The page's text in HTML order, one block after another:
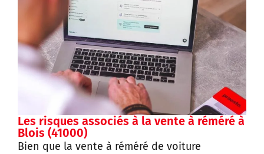
Les risques associés à la vente à réméré à
Blois (41000)
Bien que la vente à réméré de voiture